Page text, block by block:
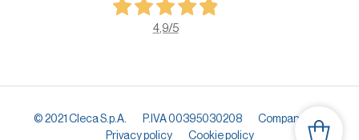
4,9/5
© 2021 Cleca S.p.A. P.IVA 00395030208
Company info
Privacy policy
Cookie policy